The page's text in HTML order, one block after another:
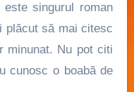
singurul roman
plăcut să mai citesc
minunat. Nu pot citi
cunosc o boabă de